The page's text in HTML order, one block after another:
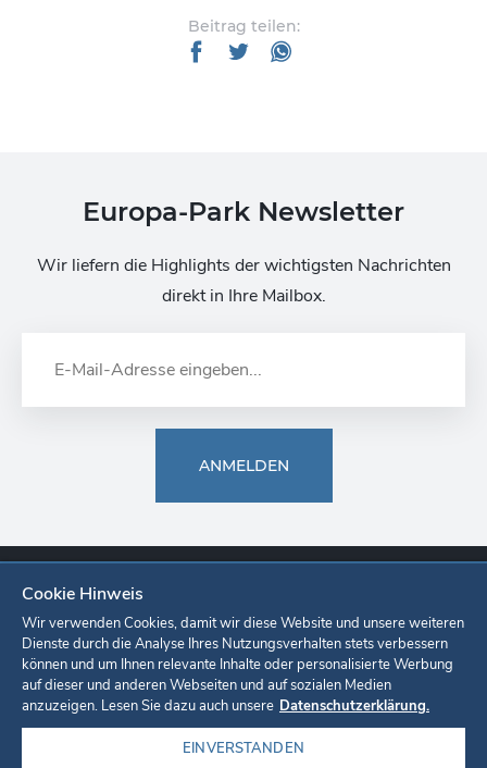
Beitrag teilen:
Europa-Park Newsletter
Wir liefern die Highlights der wichtigsten Nachrichten
direkt in Ihre Mailbox.
ANMELDEN
Europa-Park Ticketshop Onlineshop Karriere Unternehmen
Datenschutzerklärung Cookie-Einstellungen Impressum
Cookie Hinweis
Wir verwenden Cookies, damit wir diese Website und unsere weiteren
Dienste durch die Analyse Ihres Nutzungsverhalten stets verbessern
können und um Ihnen relevante Inhalte oder personalisierte Werbung
auf dieser und anderen Webseiten und auf sozialen Medien
anzuzeigen. Lesen Sie dazu auch unsere Datenschutzerklärung.
EINVERSTANDEN